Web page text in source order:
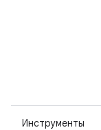
Инструменты